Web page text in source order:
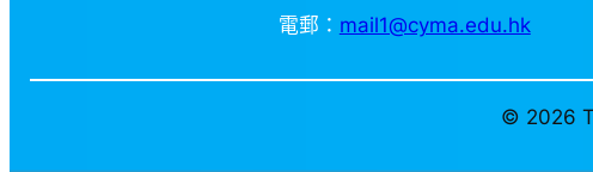
電郵： mail1@cyma.edu.hk
© 2026